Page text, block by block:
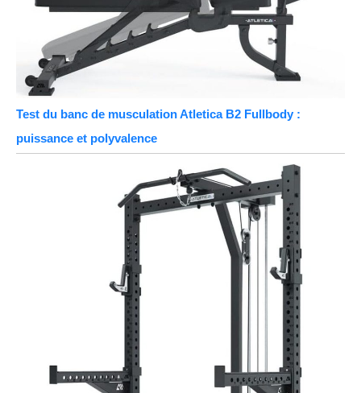
Test du banc de musculation Atletica B2 Fullbody :
puissance et polyvalence